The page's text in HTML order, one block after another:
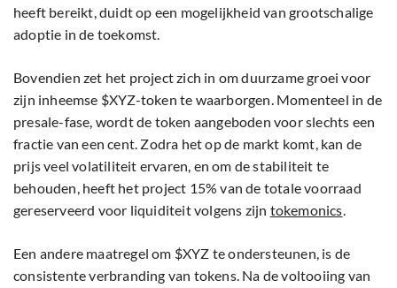
heeft bereikt, duidt op een mogelijkheid van grootschalige
adoptie in de toekomst.
Bovendien zet het project zich in om duurzame groei voor
zijn inheemse $XYZ-token te waarborgen. Momenteel in de
presale-fase, wordt de token aangeboden voor slechts een
fractie van een cent. Zodra het op de markt komt, kan de
prijs veel volatiliteit ervaren, en om de stabiliteit te
behouden, heeft het project 15% van de totale voorraad
gereserveerd voor liquiditeit volgens zijn tokemonics.
Een andere maatregel om $XYZ te ondersteunen, is de
consistente verbranding van tokens. Na de voltooiing van